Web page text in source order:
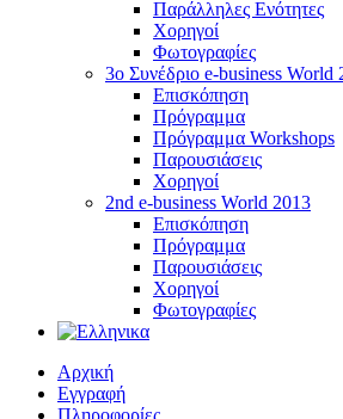
Παράλληλες Ενότητες
Χορηγοί
Φωτογραφίες
3ο Συνέδριο e-business World
Επισκόπηση
Πρόγραμμα
Πρόγραμμα Workshops
Παρουσιάσεις
Χορηγοί
2nd e-business World 2013
Επισκόπηση
Πρόγραμμα
Παρουσιάσεις
Χορηγοί
Φωτογραφίες
Αρχική
Εγγραφή
Πληροφορίες